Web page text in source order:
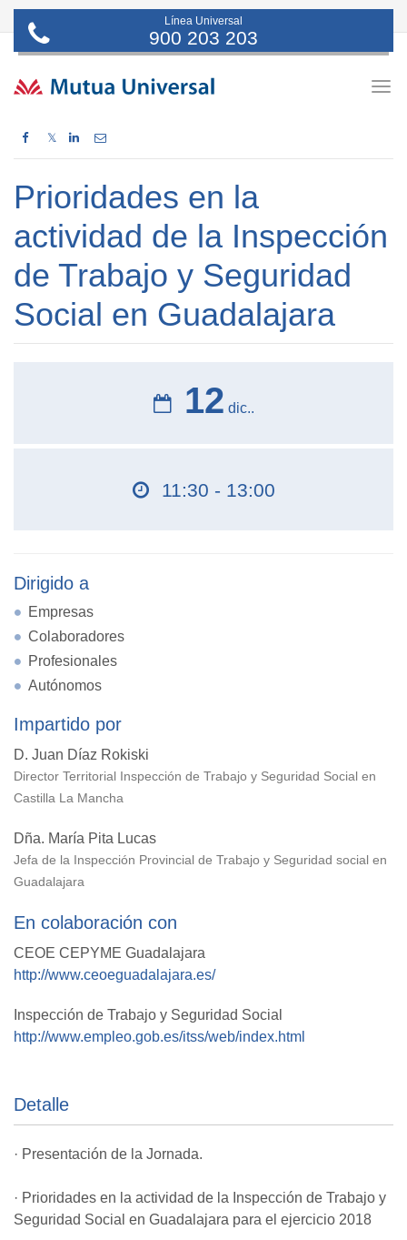
Línea Universal
900 203 203
𝕏
Prioridades en la
actividad de la Inspección
de Trabajo y Seguridad
Social en Guadalajara
12 dic..
11:30 - 13:00
Dirigido a
Empresas
Colaboradores
Profesionales
Autónomos
Impartido por
D. Juan Díaz Rokiski
Director Territorial Inspección de Trabajo y Seguridad Social en
Castilla La Mancha
Dña. María Pita Lucas
Jefa de la Inspección Provincial de Trabajo y Seguridad social en
Guadalajara
En colaboración con
CEOE CEPYME Guadalajara
http://www.ceoeguadalajara.es/
Inspección de Trabajo y Seguridad Social
http://www.empleo.gob.es/itss/web/index.html
Detalle
· Presentación de la Jornada.
· Prioridades en la actividad de la Inspección de Trabajo y
Seguridad Social en Guadalajara para el ejercicio 2018